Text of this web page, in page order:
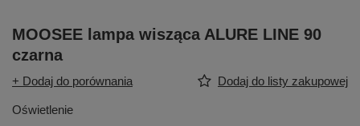
MOOSEE lampa wisząca ALURE LINE 90
czarna
+ Dodaj do porównania Dodaj do listy zakupowej
Oświetlenie